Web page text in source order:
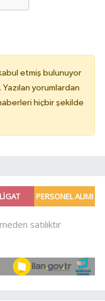
etmiş bulunuyor
yorumlardan
hiçbir şekilde